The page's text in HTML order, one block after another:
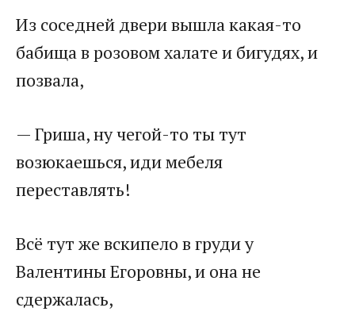
Из соседней двери вышла какая-то
бабища в розовом халате и бигудях, и
позвала,
— Гриша, ну чегой-то ты тут
возюкаешься, иди мебеля
переставлять!
Всё тут же вскипело в груди у
Валентины Егоровны, и она не
сдержалась,